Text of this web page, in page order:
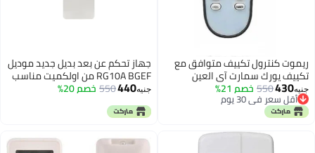
بعد بديل جديد موديل
RG10A BGEF من اولكميت مناسب
لمكيف الهواء ميديا موديل RG10A خصم 20%